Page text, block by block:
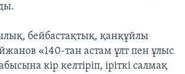
бейбастақтық, қанқұйлы
«140-тан астам ұлт пен ұлыс
кір келтіріп, іріткі салмақ